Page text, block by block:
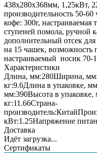
438x280x368мм, 1,25кВт,
производительность 50-60
кофе: 300г, настраиваемая
ступеней помола, ручной
дополнительный отсек
на 15 чашек, возможность
настраиваемый носик 70-
Характеристики
Длина, мм:280Ширина, мм:
кг:9.6Длина в упаковке,
мм:390Высота в упаковке,
кг:11.66Страна-
производитель:Китай
кВт:1.25Напряжение
Доставка
Идёт загрузка...
Сертификаты